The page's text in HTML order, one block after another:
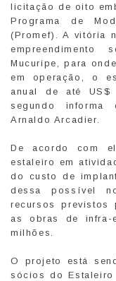
licitação de oito
Programa de
(Promef). A vitória
Mucuripe, para
em operação, o
anual de até US$
segundo informa
Arnaldo Arcadier.
De acordo com
estaleiro em
do custo de
dessa possível
recursos previstos
as obras de infra-
milhões.
O projeto está
sócios do Estaleiro